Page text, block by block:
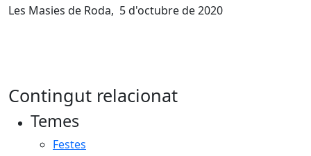
Les Masies de Roda, 5 d'octubre de 2020
Contingut relacionat
Temes
Festes